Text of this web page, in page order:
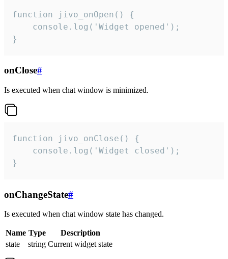
function jivo_onOpen() {
    console.log('Widget opened');
}
onClose#
Is executed when chat window is minimized.
function jivo_onClose() {
    console.log('Widget closed');
}
onChangeState#
Is executed when chat window state has changed.
Name Type
Description
state
string Current widget state